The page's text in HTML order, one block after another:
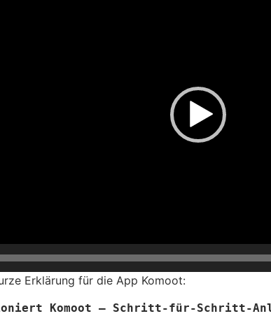
Erklärung für die App Komoot:
Komoot – Schritt-für-Schritt-